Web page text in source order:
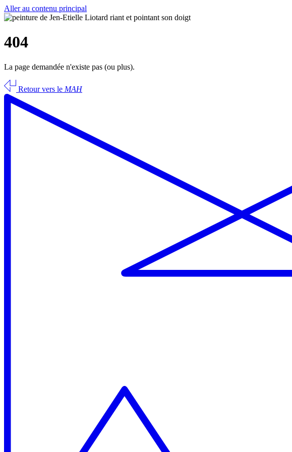
Aller au contenu principal
404
La page demandée n'existe pas (ou plus).
Retour vers le MAH